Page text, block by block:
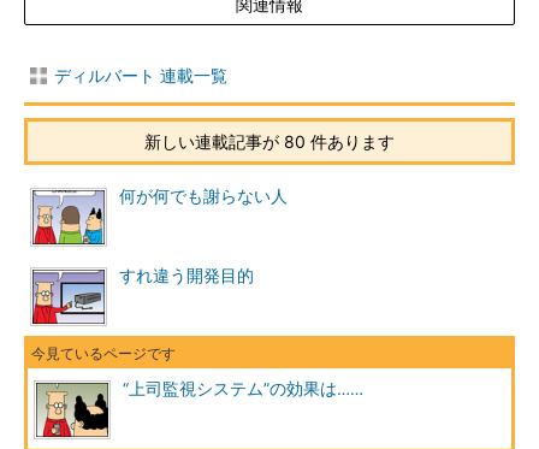
関連情報
ディルバート 連載一覧
新しい連載記事が 80 件あります
何が何でも謝らない人
すれ違う開発目的
“上司監視システム”の効果は……